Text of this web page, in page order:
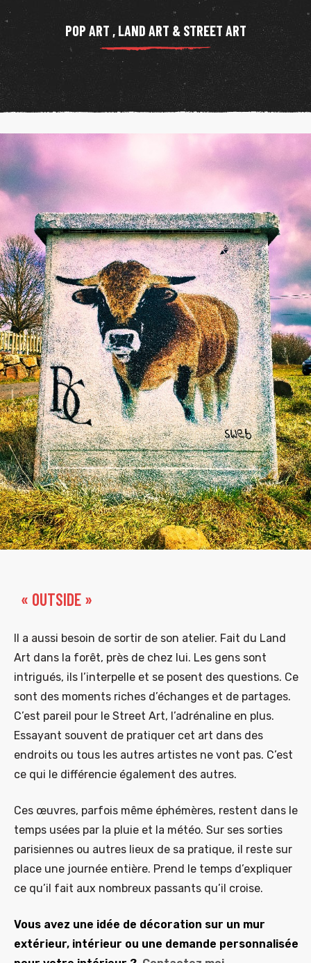
POP ART , LAND ART & STREET ART
« OUTSIDE »
Il a aussi besoin de sortir de son atelier. Fait du Land
Art dans la forêt, près de chez lui. Les gens sont
intrigués, ils l’interpelle et se posent des questions. Ce
sont des moments riches d’échanges et de partages.
C’est pareil pour le Street Art, l’adrénaline en plus.
Essayant souvent de pratiquer cet art dans des
endroits ou tous les autres artistes ne vont pas. C’est
ce qui le différencie également des autres.
Ces œuvres, parfois même éphémères, restent dans le
temps usées par la pluie et la météo. Sur ses sorties
parisiennes ou autres lieux de sa pratique, il reste sur
place une journée entière. Prend le temps d’expliquer
ce qu’il fait aux nombreux passants qu’il croise.
Vous avez une idée de décoration sur un mur
extérieur, intérieur ou une demande personnalisée